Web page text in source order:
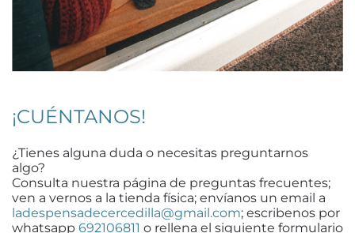
¡CUÉNTANOS!
¿Tienes alguna duda o necesitas preguntarnos
algo?
Consulta nuestra página de preguntas frecuentes;
ven a vernos a la tienda física; envíanos un email a
ladespensadecercedilla@gmail.com; escribenos por
whatsapp 692106811 o rellena el siguiente formulario